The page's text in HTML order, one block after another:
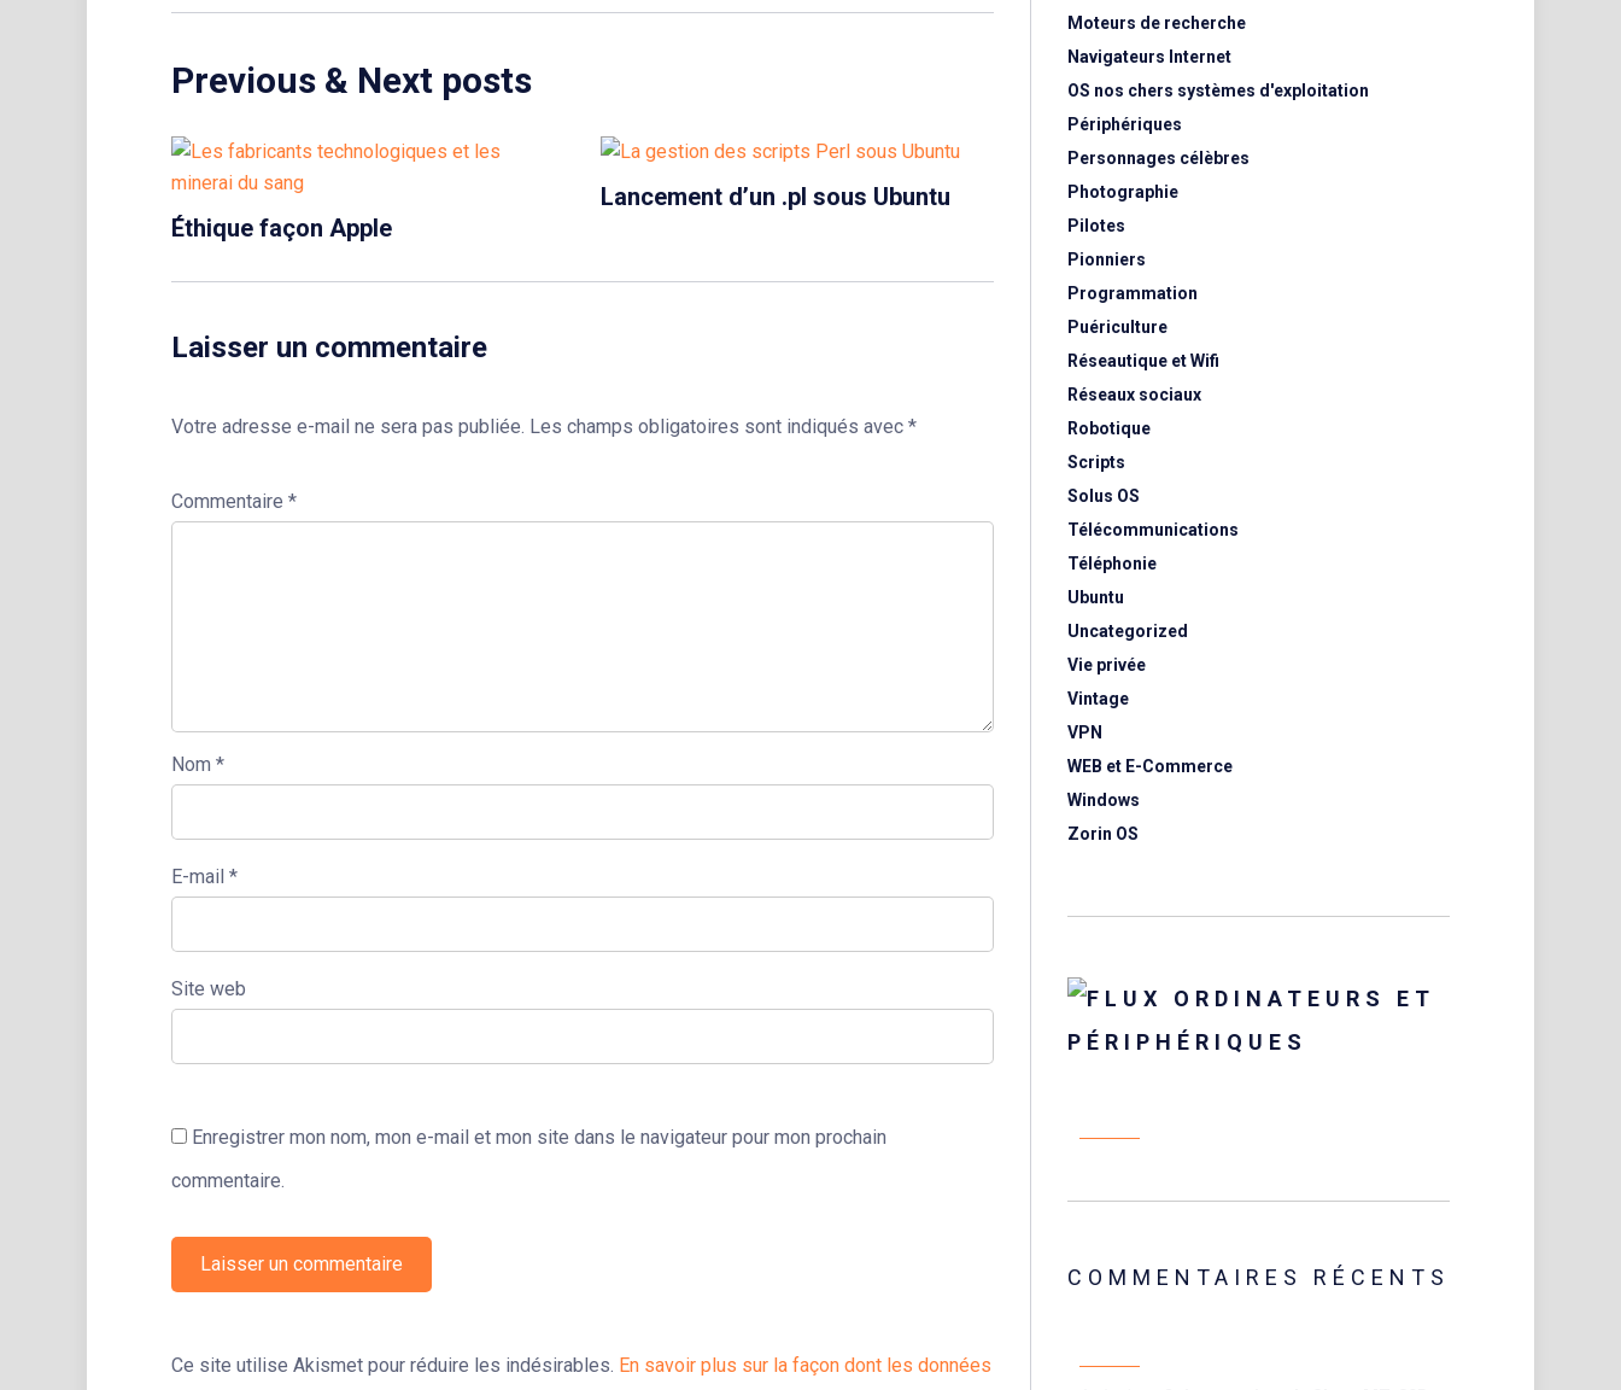
Previous & Next posts
Éthique façon Apple
Lancement d’un .pl sous Ubuntu
Laisser un commentaire
Votre adresse e-mail ne sera pas publiée. Les champs obligatoires sont indiqués avec *
Commentaire *
Nom *
E-mail *
Site web
Enregistrer mon nom, mon e-mail et mon site dans le navigateur pour mon prochain
commentaire.
Ce site utilise Akismet pour réduire les indésirables. En savoir plus sur la façon dont les données
Moteurs de recherche
Navigateurs Internet
OS nos chers systèmes d'exploitation
Périphériques
Personnages célèbres
Photographie
Pilotes
Pionniers
Programmation
Puériculture
Réseautique et Wifi
Réseaux sociaux
Robotique
Scripts
Solus OS
Télécommunications
Téléphonie
Ubuntu
Uncategorized
Vie privée
Vintage
VPN
WEB et E-Commerce
Windows
Zorin OS
ORDINATEURS ET
PÉRIPHÉRIQUES
COMMENTAIRES RÉCENTS